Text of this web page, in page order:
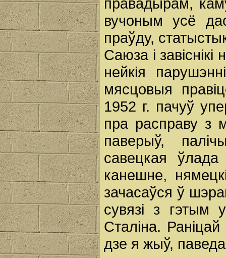
вучоным усё
праўду,
Саюза і
нейкія
мясцовыя
1952 г. пачуў
пра расправу з
паверыў,
савецкая ўлада
канешне,
зачасаўся ў
сувязі з гэтым
Сталіна.
дзе я жыў,